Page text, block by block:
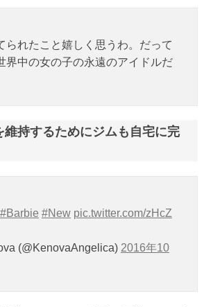
られたこと嬉しく思うわ。だって
界中の女の子の永遠のアイドルだ
維持するためにジムも自宅に完
#Barbie #New pic.twitter.com/zHcZ
(@KenovaAngelica) 2016年10